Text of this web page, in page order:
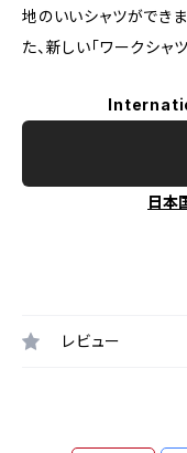
地のいいシャツができ
た、新しい「ワークシャツ
日本
レビュー